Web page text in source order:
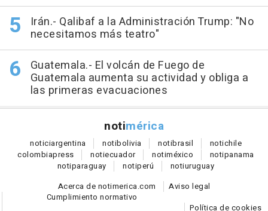
Irán.- Qalibaf a la Administración Trump: "No
necesitamos más teatro"
Guatemala.- El volcán de Fuego de
Guatemala aumenta su actividad y obliga a
las primeras evacuaciones
notimérica
noticiargentina notibolivia notibrasil notichile
colombiapress notiecuador notiméxico notipanama
notiparaguay notiperú notiuruguay
Acerca de notimerica.com
Aviso legal
Cumplimiento normativo
Política de cookies